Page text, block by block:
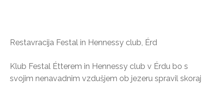
Restavracija Festal in Hennessy club, Érd
Klub Festal Étterem in Hennessy club v Érdu bo s
svojim nenavadnim vzdušjem ob jezeru spravil skoraj